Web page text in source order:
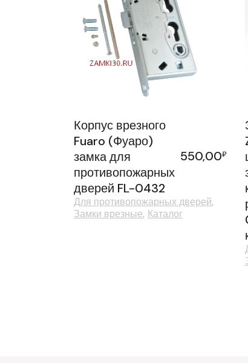
Корпус врезного
Fuaro (Фуаро)
замка для
противопожарных
дверей FL-0432
550,00₽
Для противопожарных дверей
Замки врезные Каталог